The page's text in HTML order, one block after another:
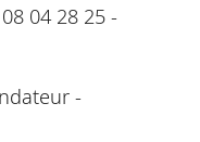
04 28 25 -
-